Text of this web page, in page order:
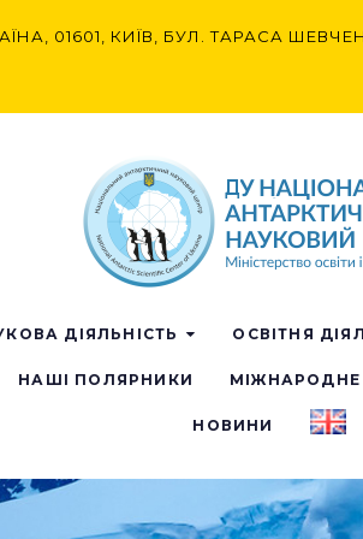
01601, КИЇВ, БУЛ. ТАРАСА
ДІЯЛЬНІСТЬ ОСВІТНЯ
НАШІ ПОЛЯРНИКИ МІЖНАРОДНЕ
НОВИНИ